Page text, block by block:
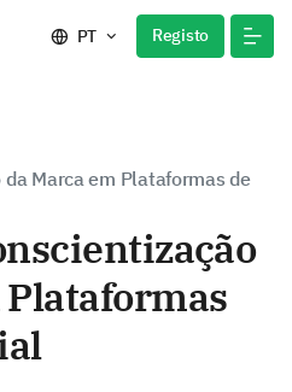
PT Registo
Marca em Plataformas de
Plataformas